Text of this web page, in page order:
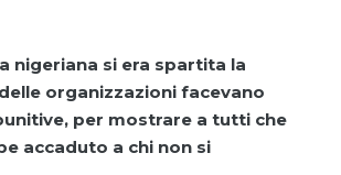
nigeriana si era spartita la
organizzazioni facevano
per mostrare a tutti che
accaduto a chi non si